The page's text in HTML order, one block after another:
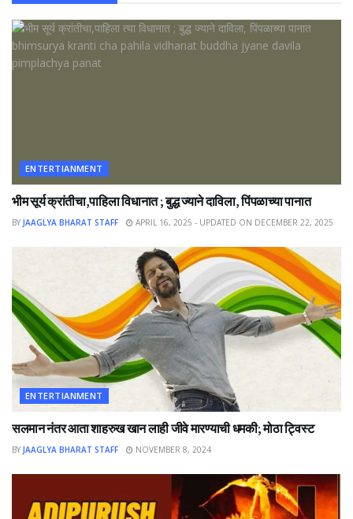
ENTERTIANMENT
भीम सूर्य क्रांतीचा,पाहिला विधानात ; बुद्ध ज्याने दाविला, पिंपळाच्या पानात
BY JAAGLYA BHARAT STAFF APRIL 16, 2025 - UPDATED ON DECEMBER 22, 2025
ENTERTIANMENT
सलमान नंतर आता शाहरुख खान लाही जीवे मारण्याची धमकी; मोठा ट्विस्ट
BY JAAGLYA BHARAT STAFF NOVEMBER 8, 2024